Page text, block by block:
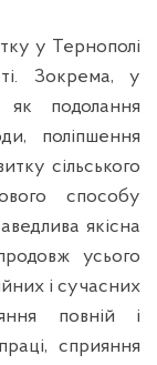
у Тернополі
Зокрема, у
як подолання
поліпшення
сільського
способу
якісна
усього
і сучасних
повній і
сприяння